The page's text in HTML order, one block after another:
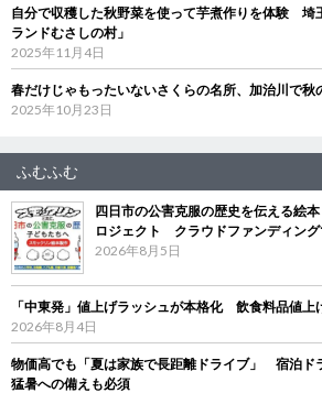
自分で収穫した秋野菜を使って芋煮作りを体験 埼
ランドむさしの村」
2025年11月4日
春だけじゃもったいないさくらの名所、加治川で秋
2025年10月23日
ふむふむ
四日市の公害克服の歴史を伝える絵
ロジェクト クラウドファンディン
2026年8月5日
「中東発」値上げラッシュが本格化 飲食料品値上
2026年8月4日
物価高でも「夏は家族で長距離ドライブ」 宿泊ド
猛暑への備えも必須